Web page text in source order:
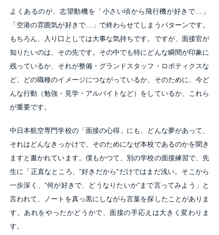
よくあるのが、志望動機を「小さい頃から飛行機が好きで…」
「空港の雰囲気が好きで…」で終わらせてしまうパターンです。
もちろん、入り口としては大事な気持ちです。ですが、面接官が
知りたいのは、その先です。その中でも特にどんな瞬間が印象に
残っているか、それが整備・グランドスタッフ・ロボティクスな
ど、どの職種のイメージにつながっているか、そのために、今ど
んな行動（勉強・見学・アルバイトなど）をしているか、これら
が重要です。
中日本航空専門学校の「面接の心得」にも、どんな夢があって、
それはどんなきっかけで、そのためになぜ本校であるのかを聞き
ますと書かれています。僕もかつて、別の学校の面接練習で、先
生に「正直なところ、”好きだから”だけではまだ浅い。そこから
一歩深く、”何が好きで、どうなりたいか”まで言ってみよう」と
言われて、ノートを真っ黒にしながら言葉を探したことがありま
す。あれをやったかどうかで、面接の手応えは大きく変わりま
す。